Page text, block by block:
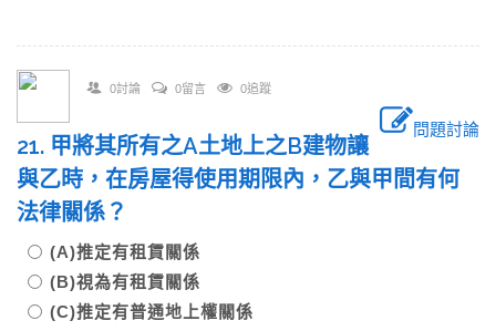
0討論 0留言 0追蹤
問題討論
21. 甲將其所有之A土地上之B建物讓
與乙時，在房屋得使用期限內，乙與甲間有何
法律關係？
(A)推定有租賃關係
(B)視為有租賃關係
(C)推定有普通地上權關係